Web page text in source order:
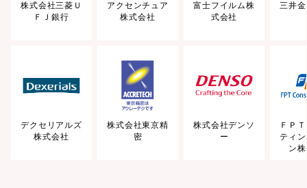
株式会社三菱Ｕ
ＦＪ銀行
アクセンチュア
株式会社
富士フイルム株
式会社
三井
デクセリアルズ
株式会社
株式会社東京精
密
株式会社デンソ
ー
ＦＰ
ティ
ン